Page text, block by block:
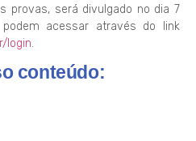
provas, será divulgado no dia 7
acessar através do link
login.
conteúdo: